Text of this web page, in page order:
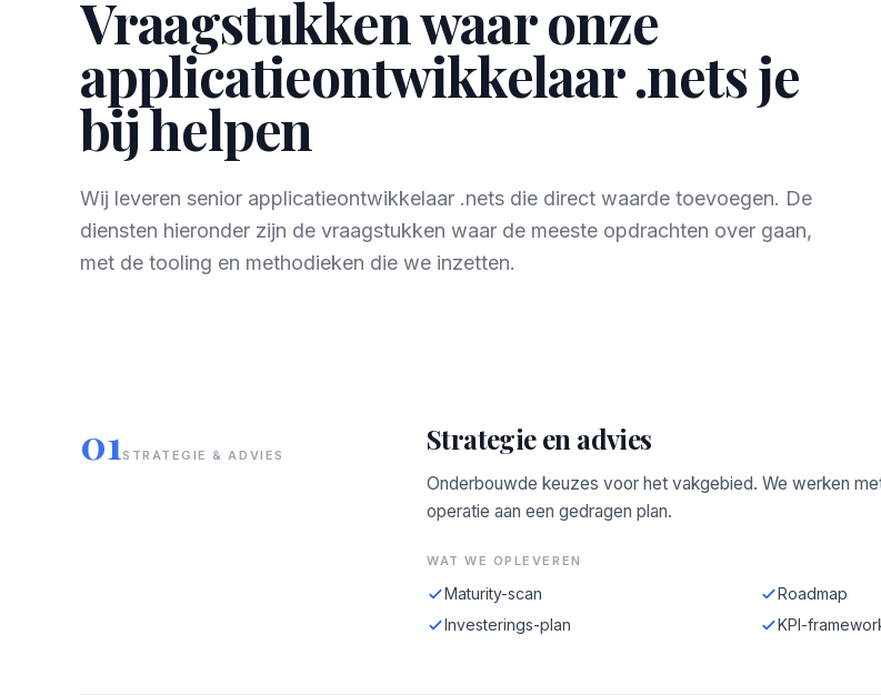
Vraagstukken waar onze
applicatieontwikkelaar .nets je
bij helpen
Wij leveren senior applicatieontwikkelaar .nets die direct waarde toevoegen. De
diensten hieronder zijn de vraagstukken waar de meeste opdrachten over gaan,
met de tooling en methodieken die we inzetten.
01 STRATEGIE & ADVIES Strategie en advies
Onderbouwde keuzes voor het vakgebied. We werken
operatie aan een gedragen plan.
WAT WE OPLEVEREN
Maturity-scan
Roadmap
Investerings-plan
KPI-